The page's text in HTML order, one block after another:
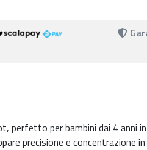
perfetto per bambini dai 4 anni
precisione e concentrazione